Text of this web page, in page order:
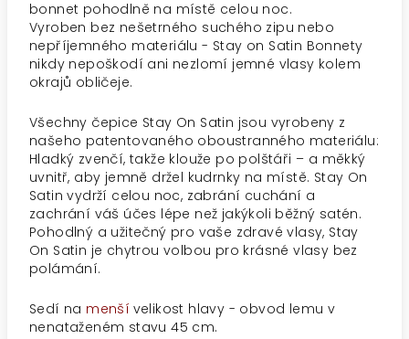
bonnet pohodlně na místě celou noc.
Vyroben bez nešetrného suchého zipu nebo
nepříjemného materiálu - Stay on Satin Bonnety
nikdy nepoškodí ani nezlomí jemné vlasy kolem
okrajů obličeje.
Všechny čepice Stay On Satin jsou vyrobeny z
našeho patentovaného oboustranného materiálu:
Hladký zvenčí, takže klouže po polštáři – a měkký
uvnitř, aby jemně držel kudrnky na místě. Stay On
Satin vydrží celou noc, zabrání cuchání a
zachrání váš účes lépe než jakýkoli běžný satén.
Pohodlný a užitečný pro vaše zdravé vlasy, Stay
On Satin je chytrou volbou pro krásné vlasy bez
polámání.
Sedí na menší velikost hlavy - obvod lemu v
nenataženém stavu 45 cm.